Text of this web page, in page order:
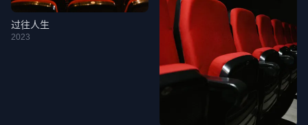
过往人生
2023